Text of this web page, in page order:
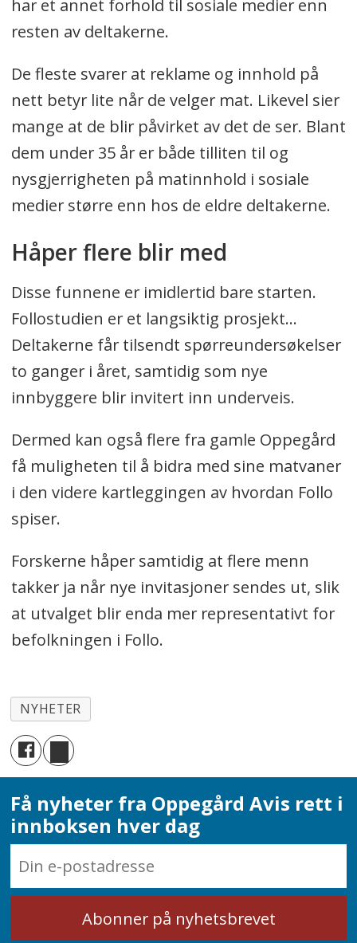
har et annet forhold til sosiale medier enn
resten av deltakerne.
De fleste svarer at reklame og innhold på
nett betyr lite når de velger mat. Likevel sier
mange at de blir påvirket av det de ser. Blant
dem under 35 år er både tilliten til og
nysgjerrigheten på matinnhold i sosiale
medier større enn hos de eldre deltakerne.
Håper flere blir med
Disse funnene er imidlertid bare starten.
Follostudien er et langsiktig prosjekt...
Deltakerne får tilsendt spørreundersøkelser
to ganger i året, samtidig som nye
innbyggere blir invitert inn underveis.
Dermed kan også flere fra gamle Oppegård
få muligheten til å bidra med sine matvaner
i den videre kartleggingen av hvordan Follo
spiser.
Forskerne håper samtidig at flere menn
takker ja når nye invitasjoner sendes ut, slik
at utvalget blir enda mer representativt for
befolkningen i Follo.
NYHETER
Få nyheter fra Oppegård Avis rett i
innboksen hver dag